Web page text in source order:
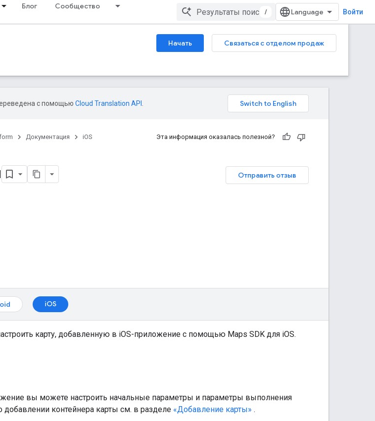
Блог Сообщество
/ Войти
Начать
Связаться с отделом продаж
с помощью Cloud Translation API
Документация
iOS
Эта информация оказалась полезной?
Отправить отзыв
iOS
карту, добавленную в iOS-приложение с помощью Maps SDK для iOS.
вы можете настроить начальные параметры и параметры выполнения
контейнера карты см. в разделе «Добавление карты» .